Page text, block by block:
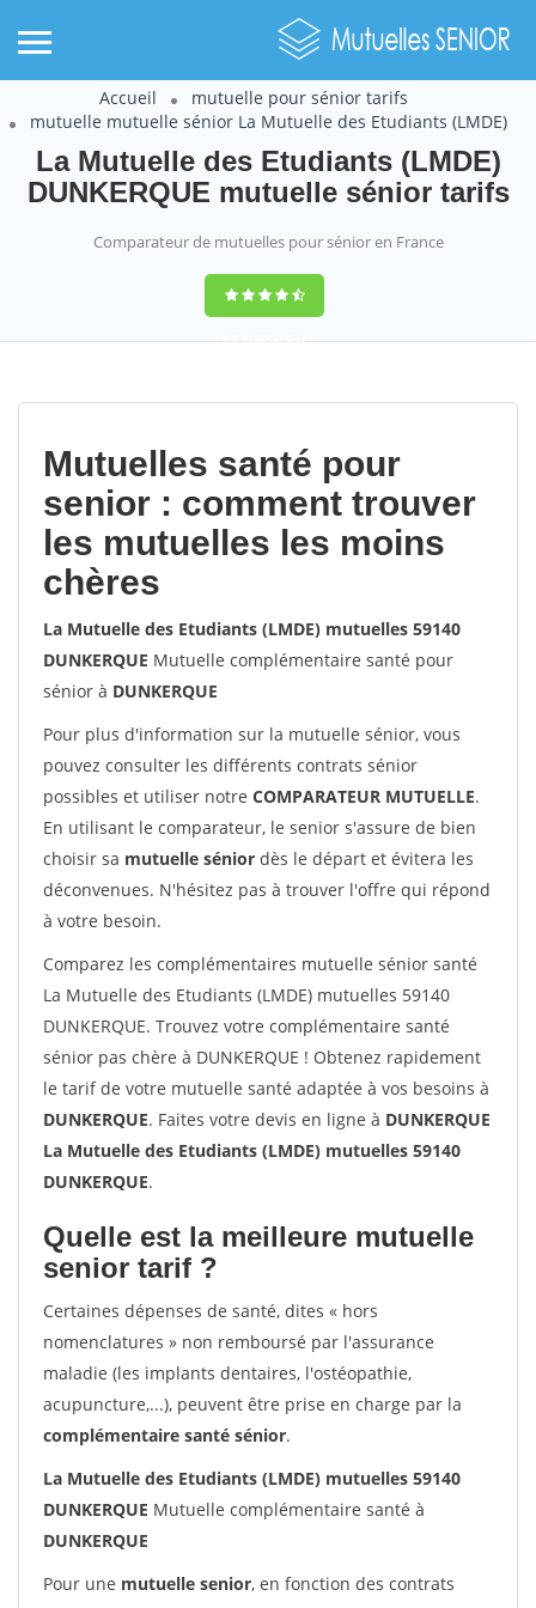
Accueil
mutuelle pour sénior tarifs
mutuelle mutuelle sénior La Mutuelle des Etudiants (LMDE)
La Mutuelle des Etudiants (LMDE)
DUNKERQUE mutuelle sénior tarifs
Comparateur de mutuelles pour sénior en France
9,2(100%)452
Mutuelles santé pour
senior : comment trouver
les mutuelles les moins
chères
La Mutuelle des Etudiants (LMDE) mutuelles 59140
DUNKERQUE Mutuelle complémentaire santé pour
sénior à DUNKERQUE
Pour plus d'information sur la mutuelle sénior, vous
pouvez consulter les différents contrats sénior
possibles et utiliser notre COMPARATEUR MUTUELLE.
En utilisant le comparateur, le senior s'assure de bien
choisir sa mutuelle sénior dès le départ et évitera les
déconvenues. N'hésitez pas à trouver l'offre qui répond
à votre besoin.
Comparez les complémentaires mutuelle sénior santé
La Mutuelle des Etudiants (LMDE) mutuelles 59140
DUNKERQUE. Trouvez votre complémentaire santé
sénior pas chère à DUNKERQUE ! Obtenez rapidement
le tarif de votre mutuelle santé adaptée à vos besoins à
DUNKERQUE. Faites votre devis en ligne à DUNKERQUE
La Mutuelle des Etudiants (LMDE) mutuelles 59140
DUNKERQUE.
Quelle est la meilleure mutuelle
senior tarif ?
Certaines dépenses de santé, dites « hors
nomenclatures » non remboursé par l'assurance
maladie (les implants dentaires, l'ostéopathie,
acupuncture,...), peuvent être prise en charge par la
complémentaire santé sénior.
La Mutuelle des Etudiants (LMDE) mutuelles 59140
DUNKERQUE Mutuelle complémentaire santé à
DUNKERQUE
Pour une mutuelle senior, en fonction des contrats